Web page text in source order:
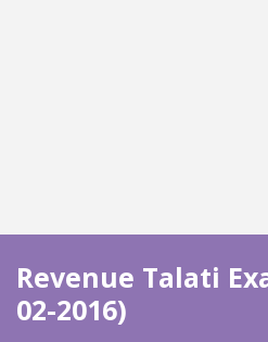
Revenue Talati
02-2016)